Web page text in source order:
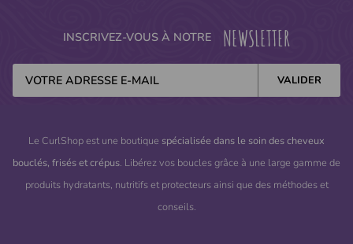
INSCRIVEZ-VOUS À NOTRE NEWSLETTER
Le CurlShop est une boutique spécialisée dans le soin des cheveux
bouclés, frisés et crépus. Libérez vos boucles grâce à une large gamme de
produits hydratants, nutritifs et protecteurs ainsi que des méthodes et
conseils.